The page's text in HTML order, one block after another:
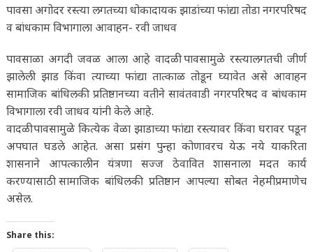
पावसा अगोदर रस्त्या लगतच्या धोकादायक झाडांच्या फांद्या तोडा नगरपरिषद
व बांधकाम विभागाला आवाहन- रवी जाधव
पावसाळा अगदी जवळ आला आहे वादळी पावसामुळे रस्त्यालगतची जीर्ण
झालेली झाड किंवा त्याच्या फांद्या तात्काळ तोडून घ्यावेत असे आवाहन
सामाजिक बांधिलकी प्रतिष्ठानच्या वतीने सावंतवाडी नगरपरिषद व बांधकाम
विभागाला रवी जाधव यांनी केले आहे.
वादळी पावसामुळे कित्येक वेळा झाडाच्या फांद्या रस्त्यावर किंवा घरावर पडून
अपघात घडले आहेत. असा प्रसंग पुन्हा कोणावरच येऊ नये याकरिता
शासनाने आपत्कालीन यंत्रणा सज्ज ठेवावित शासनाला मदत कार्य
करण्यासाठी सामाजिक बांधिलकी प्रतिष्ठान आपल्या सोबत नेहमीप्रमाणेच
असेल.
Share this: